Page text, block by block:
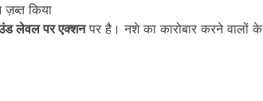
ज़ब्त किया
लेवल पर एक्शनपर है। नशे का कारोबार करने वालों के